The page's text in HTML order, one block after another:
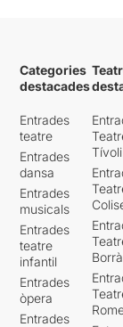
Categories
destacades
Entrades
teatre
Entrades
dansa
Entrades
musicals
Entrades
teatre
infantil
Entrades
òpera
Entrades
Tívoli